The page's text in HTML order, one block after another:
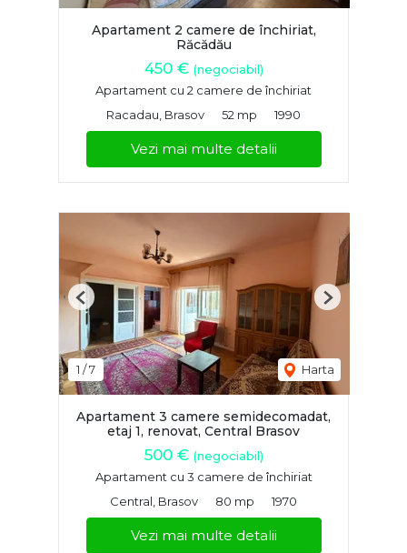
Apartament 2 camere de închiriat,
Răcădău
450 € (negociabil)
Apartament cu 2 camere de închiriat
Racadau, Brasov
52 mp 1990
Vezi mai multe detalii
1 /7 Harta
Previous Next
Apartament 3 camere semidecomadat,
etaj 1, renovat, Central Brasov
500 € (negociabil)
Apartament cu 3 camere de închiriat
Central, Brasov
80 mp 1970
Vezi mai multe detalii